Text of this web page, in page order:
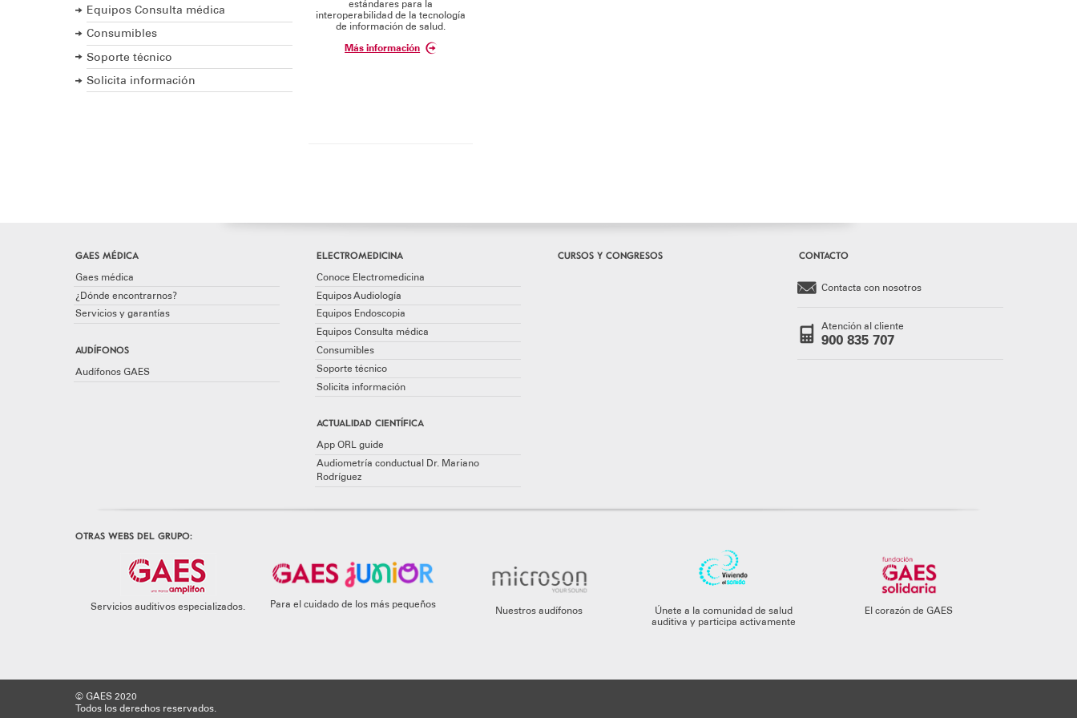
Equipos Consulta médica
Consumibles
Soporte técnico
Solicita información
estándares para la
interoperabilidad de la tecnología
de información de salud.
Más información
GAES MÉDICA
Gaes médica
¿Dónde encontrarnos?
Servicios y garantías
AUDÍFONOS
Audífonos GAES
ELECTROMEDICINA
Conoce Electromedicina
Equipos Audiología
Equipos Endoscopia
Equipos Consulta médica
Consumibles
Soporte técnico
Solicita información
ACTUALIDAD CIENTÍFICA
App ORL guide
Audiometría conductual Dr. Mariano
Rodríguez
CURSOS Y CONGRESOS CONTACTO
Contacta con nosotros
Atención al cliente
900 835 707
OTRAS WEBS DEL GRUPO:
Servicios auditivos especializados. Para el cuidado de los más pequeños
Nuestros audífonos
Únete a la comunidad de salud
auditiva y participa activamente
El corazón de GAES
© GAES 2020
Todos los derechos reservados.